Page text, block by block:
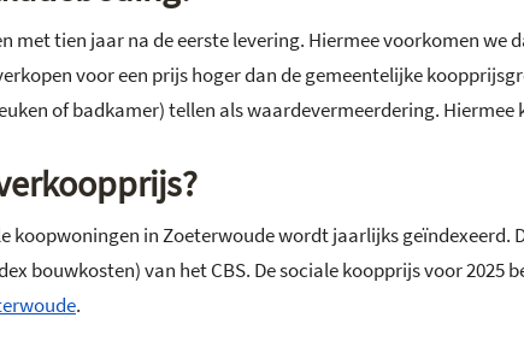
met tien jaar na de eerste levering. Hiermee voorkomen
voor een prijs hoger dan de gemeentelijke
of badkamer) tellen als waardevermeerdering.
koopwoningen in Zoeterwoude wordt jaarlijks geïndexeerd.
bouwkosten) van het CBS. De sociale koopprijs voor 2025
.